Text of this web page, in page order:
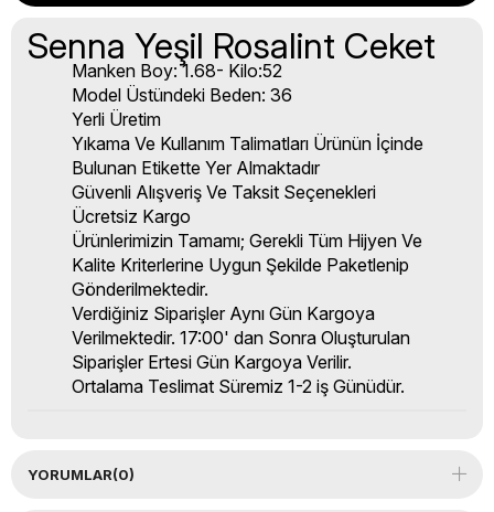
Senna Yeşil Rosalint Ceket
Manken Boy: 1.68- Kilo:52
Model Üstündeki Beden: 36
Yerli Üretim
Yıkama Ve Kullanım Talimatları Ürünün İçinde
Bulunan Etikette Yer Almaktadır
Güvenli Alışveriş Ve Taksit Seçenekleri
Ücretsiz Kargo
Ürünlerimizin Tamamı; Gerekli Tüm Hijyen Ve
Kalite Kriterlerine Uygun Şekilde Paketlenip
Gönderilmektedir.
Verdiğiniz Siparişler Aynı Gün Kargoya
Verilmektedir. 17:00' dan Sonra Oluşturulan
Siparişler Ertesi Gün Kargoya Verilir.
Ortalama Teslimat Süremiz 1-2 iş Günüdür.
YORUMLAR(0)